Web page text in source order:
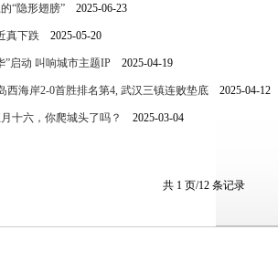
“隐形翅膀”2025-06-23
真下跌2025-05-20
”启动 叫响城市主题IP2025-04-19
西海岸2-0首胜排名第4, 武汉三镇连败垫底2025-04-12
十六，你爬城头了吗？ 2025-03-04
共 1 页/12 条记录